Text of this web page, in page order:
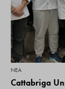
ΝΕΑ
Cattabriga